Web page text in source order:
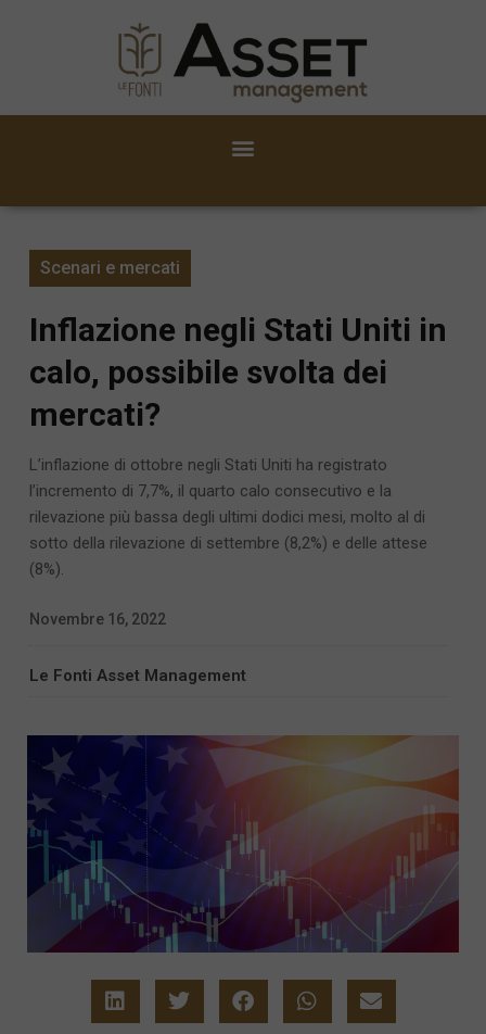
Scenari e mercati
Inflazione negli Stati Uniti in
calo, possibile svolta dei
mercati?
L’inflazione di ottobre negli Stati Uniti ha registrato
l’incremento di 7,7%, il quarto calo consecutivo e la
rilevazione più bassa degli ultimi dodici mesi, molto al di
sotto della rilevazione di settembre (8,2%) e delle attese
(8%).
Novembre 16, 2022
Le Fonti Asset Management